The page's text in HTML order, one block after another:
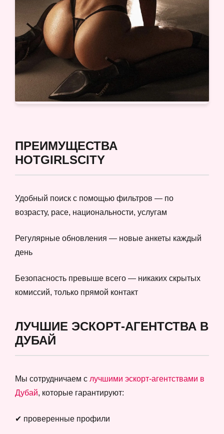
ПРЕИМУЩЕСТВА
HOTGIRLSCITY
Удобный поиск с помощью фильтров — по
возрасту, расе, национальности, услугам
Регулярные обновления — новые анкеты каждый
день
Безопасность превыше всего — никаких скрытых
комиссий, только прямой контакт
ЛУЧШИЕ ЭСКОРТ-АГЕНТСТВА В
ДУБАЙ
Мы сотрудничаем с лучшими эскорт-агентствами в
Дубай, которые гарантируют:
✔ проверенные профили